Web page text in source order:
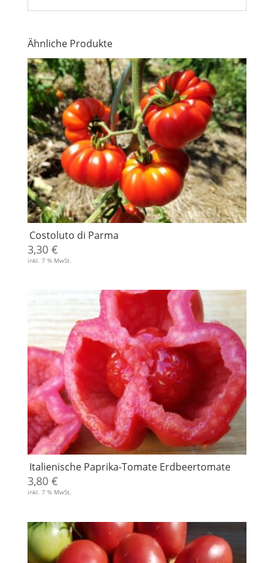
Ähnliche Produkte
Costoluto di Parma
3,30 €
inkl. 7 % MwSt.
Italienische Paprika-Tomate Erdbeertomate
3,80 €
inkl. 7 % MwSt.